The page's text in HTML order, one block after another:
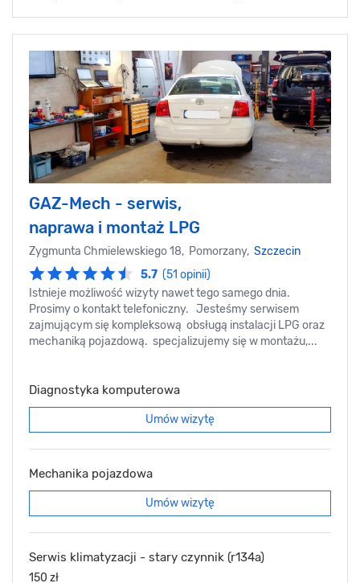
GAZ-Mech - serwis,
naprawa i montaż LPG
Zygmunta Chmielewskiego 18, Pomorzany, Szczecin
5.7 (51 opinii)
Istnieje możliwość wizyty nawet tego samego dnia.
Prosimy o kontakt telefoniczny. Jesteśmy serwisem
zajmującym się kompleksową obsługą instalacji LPG oraz
mechaniką pojazdową. specjalizujemy się w montażu,...
Diagnostyka komputerowa
Umów wizytę
Mechanika pojazdowa
Umów wizytę
Serwis klimatyzacji - stary czynnik (r134a)
150 zł